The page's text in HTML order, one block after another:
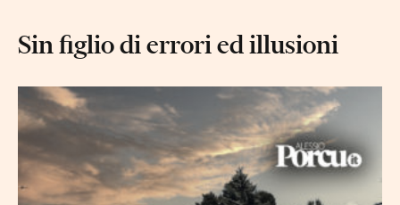
Sin figlio di errori ed illusioni